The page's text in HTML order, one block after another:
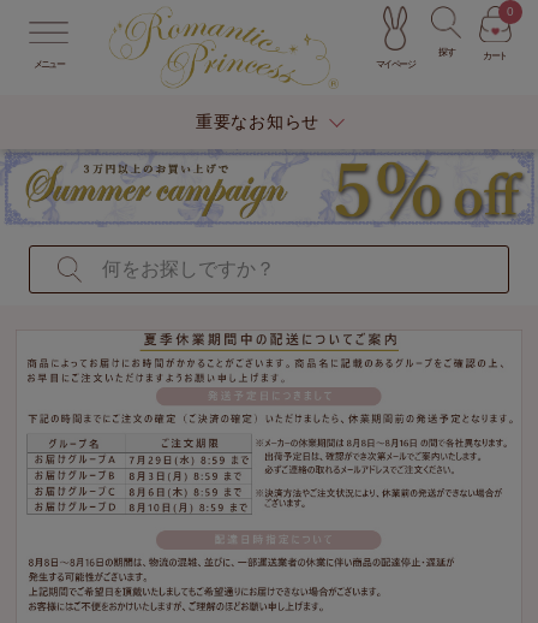
メニュー マイページ
探す カート
0
重要なお知らせ